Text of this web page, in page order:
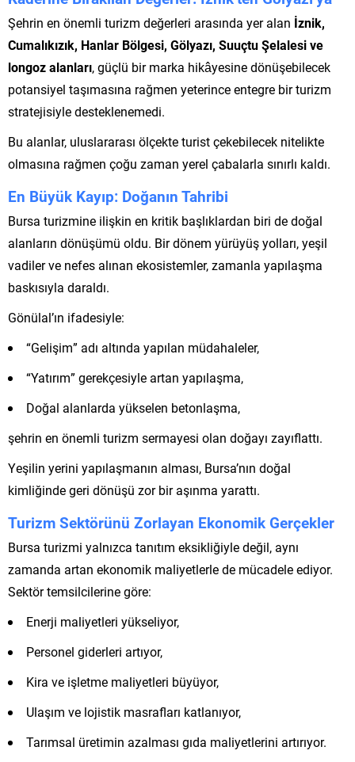
Şehrin en önemli turizm değerleri arasında yer alan İznik,
Cumalıkızık, Hanlar Bölgesi, Gölyazı, Suuçtu Şelalesi ve
longoz alanları, güçlü bir marka hikâyesine dönüşebilecek
potansiyel taşımasına rağmen yeterince entegre bir turizm
stratejisiyle desteklenemedi.
Bu alanlar, uluslararası ölçekte turist çekebilecek nitelikte
olmasına rağmen çoğu zaman yerel çabalarla sınırlı kaldı.
En Büyük Kayıp: Doğanın Tahribi
Bursa turizmine ilişkin en kritik başlıklardan biri de doğal
alanların dönüşümü oldu. Bir dönem yürüyüş yolları, yeşil
vadiler ve nefes alınan ekosistemler, zamanla yapılaşma
baskısıyla daraldı.
Gönülal’ın ifadesiyle:
“Gelişim” adı altında yapılan müdahaleler,
“Yatırım” gerekçesiyle artan yapılaşma,
Doğal alanlarda yükselen betonlaşma,
şehrin en önemli turizm sermayesi olan doğayı zayıflattı.
Yeşilin yerini yapılaşmanın alması, Bursa’nın doğal
kimliğinde geri dönüşü zor bir aşınma yarattı.
Turizm Sektörünü Zorlayan Ekonomik Gerçekler
Bursa turizmi yalnızca tanıtım eksikliğiyle değil, aynı
zamanda artan ekonomik maliyetlerle de mücadele ediyor.
Sektör temsilcilerine göre:
Enerji maliyetleri yükseliyor,
Personel giderleri artıyor,
Kira ve işletme maliyetleri büyüyor,
Ulaşım ve lojistik masrafları katlanıyor,
Tarımsal üretimin azalması gıda maliyetlerini artırıyor.